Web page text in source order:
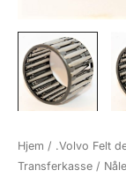
Hjem / .Volvo Felt
Transferkasse /